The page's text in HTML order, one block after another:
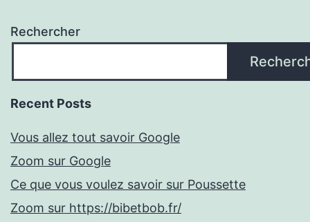
Rechercher
Recent Posts
Vous allez tout savoir Google
Zoom sur Google
Ce que vous voulez savoir sur Poussette
Zoom sur https://bibetbob.fr/